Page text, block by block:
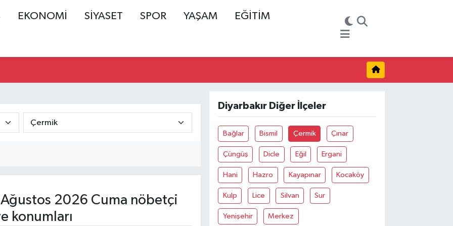
EKONOMİ SİYASET SPOR YAŞAM EĞİTİM
2026 Cuma nöbetçi
konumları
Diyarbakır Diğer İlçeler
Bağlar Bismil Çermik Çınar
Çüngüş Dicle Eğil Ergani
Hani Hazro Kayapınar Kocaköy
Kulp Lice Silvan Sur
Yenişehir Merkez